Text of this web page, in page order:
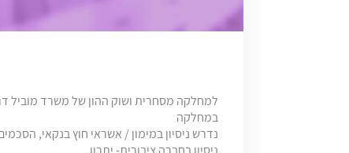
במחלקה
נדרש ניסיון במימון / אשראי חוץ בנקאי,